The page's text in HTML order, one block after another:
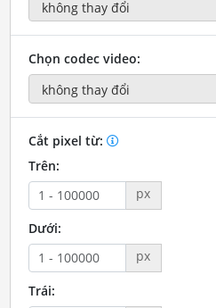
Chọn codec video:
Cắt pixel từ:
Trên:
px
Dưới:
px
Trái: